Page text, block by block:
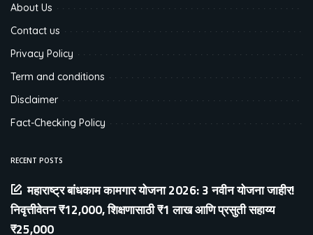
About Us
Contact us
Privacy Policy
Term and conditions
Disclaimer
Fact-Checking Policy
RECENT POSTS
महाराष्ट्र बांधकाम कामगार योजना 2026: 3 नवीन योजना जाहीर!
निवृत्तीवेतन ₹12,000, शिक्षणासाठी ₹1 लाख आणि प्रसुती सहाय्य
₹25,000